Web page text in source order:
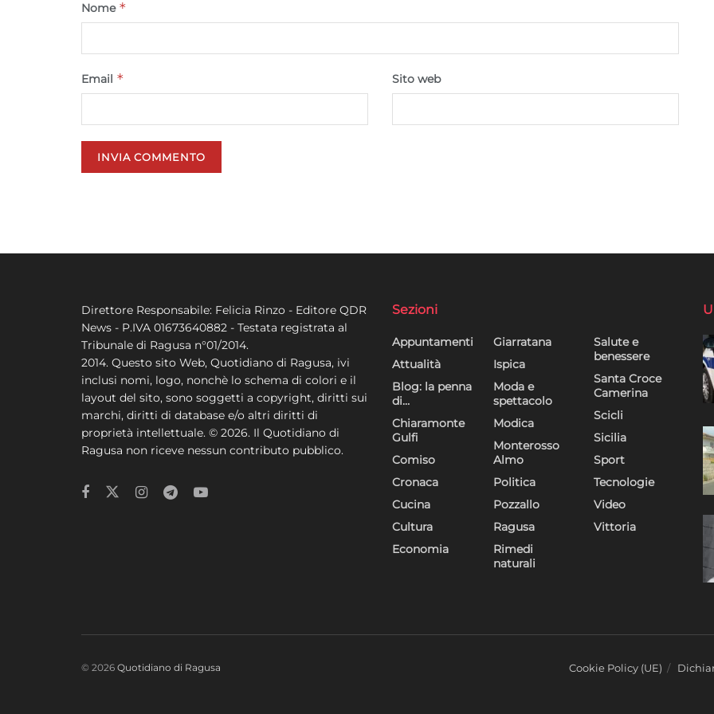
Nome *
Email * Sito web
Direttore Responsabile: Felicia Rinzo - Editore QDR
News - P.IVA 01673640882 - Testata registrata al
Tribunale di Ragusa n°01/2014.
2014. Questo sito Web, Quotidiano di Ragusa, ivi
inclusi nomi, logo, nonchè lo schema di colori e il
layout del sito, sono soggetti a copyright, diritti sui
marchi, diritti di database e/o altri diritti di
proprietà intellettuale. © 2026. Il Quotidiano di
Ragusa non riceve nessun contributo pubblico.
Sezioni
Appuntamenti
Attualità
Blog: la penna
di…
Chiaramonte
Gulfi
Comiso
Cronaca
Cucina
Cultura
Economia
Giarratana
Ispica
Moda e
spettacolo
Modica
Monterosso
Almo
Politica
Pozzallo
Ragusa
Rimedi
naturali
Salute e
benessere
Santa Croce
Camerina
Scicli
Sicilia
Sport
Tecnologie
Video
Vittoria
Cookie Policy (UE)
© 2026 Quotidiano di Ragusa